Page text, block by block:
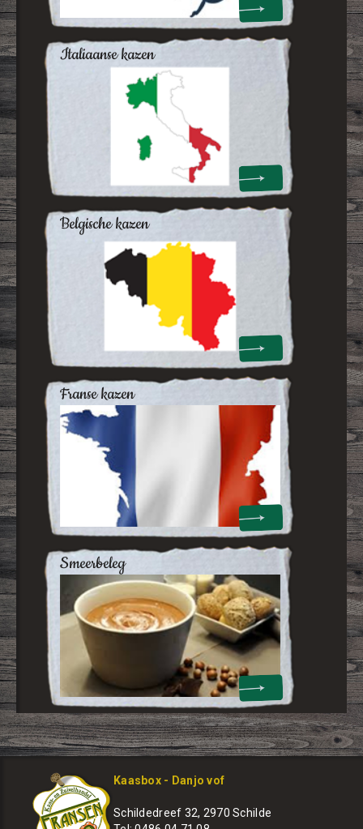
italiaanse kazen
belgische kazen
franse kazen
smeerbeleg
Kaasbox - Danjo vof
Schildedreef 32, 2970 Schilde